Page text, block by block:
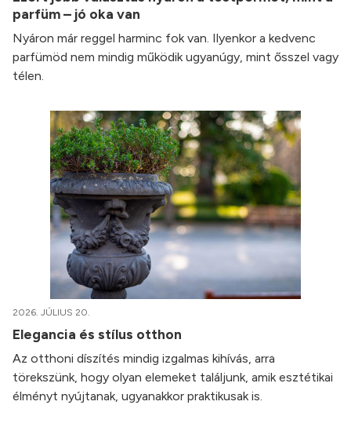
parfüm – jó oka van
Nyáron már reggel harminc fok van. Ilyenkor a kedvenc
parfümöd nem mindig működik ugyanúgy, mint ősszel vagy
télen.
2026. JÚLIUS 20.
Elegancia és stílus otthon
Az otthoni díszítés mindig izgalmas kihívás, arra
törekszünk, hogy olyan elemeket találjunk, amik esztétikai
élményt nyújtanak, ugyanakkor praktikusak is.